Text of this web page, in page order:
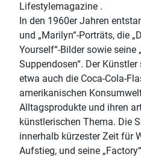
Lifestylemagazine .
In den 1960er Jahren
und „Marilyn“-Porträts, die
Yourself“-Bilder sowie seine
Suppendosen“. Der
etwa auch die Coca-Cola-
amerikanischen
Alltagsprodukte und ihren
künstlerischen Thema. Die
innerhalb kürzester Zeit für
Aufstieg, und seine